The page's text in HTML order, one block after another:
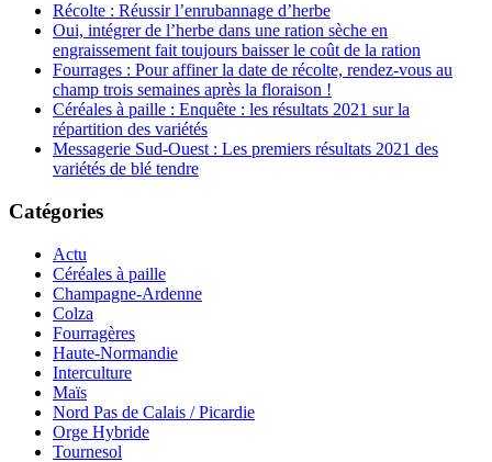
Récolte : Réussir l’enrubannage d’herbe
Oui, intégrer de l’herbe dans une ration sèche en
engraissement fait toujours baisser le coût de la ration
Fourrages : Pour affiner la date de récolte, rendez-vous au
champ trois semaines après la floraison !
Céréales à paille : Enquête : les résultats 2021 sur la
répartition des variétés
Messagerie Sud-Ouest : Les premiers résultats 2021 des
variétés de blé tendre
Catégories
Actu
Céréales à paille
Champagne-Ardenne
Colza
Fourragères
Haute-Normandie
Interculture
Maïs
Nord Pas de Calais / Picardie
Orge Hybride
Tournesol